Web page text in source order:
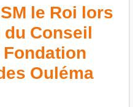
le Roi lors
Conseil
Ouléma